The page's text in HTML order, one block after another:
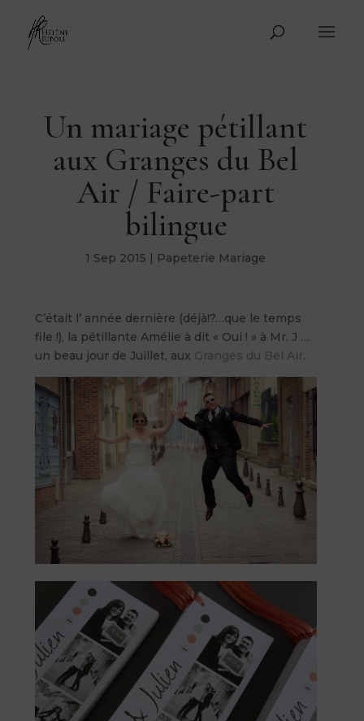
Un mariage pétillant
aux Granges du Bel
Air / Faire-part
bilingue
1 Sep 2015 | Papeterie Mariage
C’était l’ année dernière (déjà!?…que le temps
file !), la pétillante Amélie à dit « Oui ! » à Mr. J …
un beau jour de Juillet, aux Granges du Bel Air.